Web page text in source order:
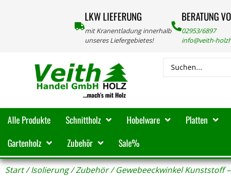
LKW LIEFERUNG
mit Kranentladung innerhalb
unseres Liefergebietes!
BERATUNG
02953/6897
info@veith-
Alle Produkte Schnittholz Hobelware Platten
Gartenholz
Zubehör Sale%
Start/Isolierung/Zubehör/ Gewebeeckwinkel Kunststoff